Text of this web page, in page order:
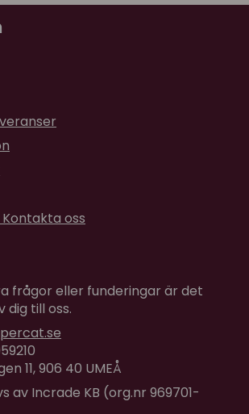
oss
frågor eller funderingar är det
dig till oss.
11, 906 40 UMEÅ
av Incrade KB (org.nr 969701-